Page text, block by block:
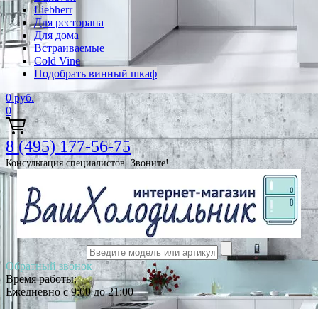
Liebherr
Для ресторана
Для дома
Встраиваемые
Cold Vine
Подобрать винный шкаф
0 руб.
0
8 (495) 177-56-75
Консультация специалистов. Звоните!
Обратный звонок
Время работы:
Ежедневно с 9:00 до 21:00